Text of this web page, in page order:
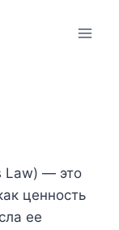
Law) — это
ценность
ее